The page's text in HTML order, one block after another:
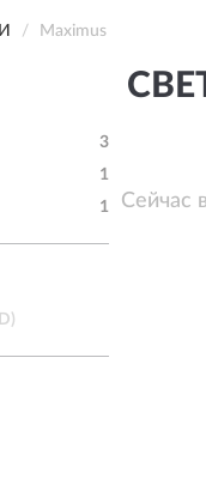
Maximus
3
1
1 Сейчас